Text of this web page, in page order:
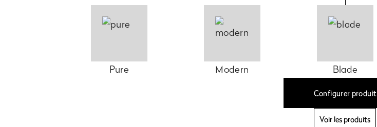
Pure Modern Blade
Configurer produit
Voir les produits